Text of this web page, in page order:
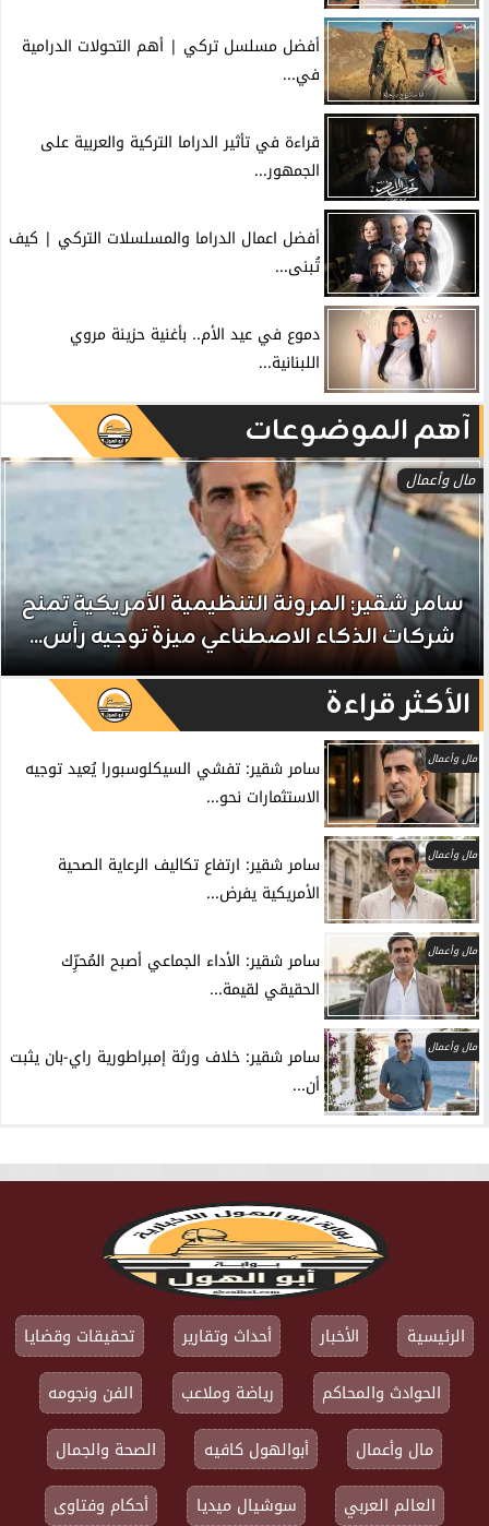
أفضل مسلسل تركي | أهم التحولات الدرامية
في...
قراءة في تأثير الدراما التركية والعربية على
الجمهور...
أفضل اعمال الدراما والمسلسلات التركي | كيف
تُبنى...
دموع في عيد الأم.. بأغنية حزينة مروي
اللبنانية...
آهم الموضوعات
مال وأعمال
سامر شقير: المرونة التنظيمية الأمريكية تمنح
شركات الذكاء الاصطناعي ميزة توجيه رأس...
الأكثر قراءة
مال وأعمال
سامر شقير: تفشي السيكلوسبورا يُعيد توجيه
الاستثمارات نحو...
مال وأعمال
سامر شقير: ارتفاع تكاليف الرعاية الصحية
الأمريكية يفرض...
مال وأعمال
سامر شقير: الأداء الجماعي أصبح المُحرِّك
الحقيقي لقيمة...
مال وأعمال
سامر شقير: خلاف ورثة إمبراطورية راي-بان يثبت
أن...
الرئيسية الأخبار أحداث وتقارير
تحقيقات وقضايا
الحوادث والمحاكم
رياضة وملاعب
الفن ونجومه
مال وأعمال
أبوالهول كافيه
الصحة والجمال
العالم العربي
سوشيال ميديا أحكام وفتاوى